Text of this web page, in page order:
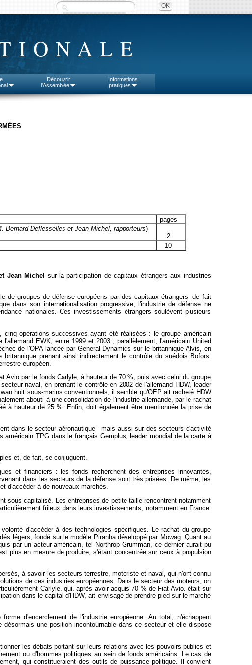
Découvrir
l'Assemblée
Informations
pratiques
pages
Bernard Deflesselles et Jean Michel, rapporteurs)
2
10
Jean Michel
sur la participation de capitaux étrangers aux industries
de groupes de défense européens par des capitaux étrangers, de fait
dans son internationalisation progressive, l'industrie de défense ne
nationales. Ces investissements étrangers soulèvent plusieurs
opérations successives ayant été réalisées : le groupe américain
EWK, entre 1999 et 2003 ; parallèlement, l'américain United
de l'OPA lancée par General Dynamics sur le britannique Alvis, en
prenant ainsi indirectement le contrôle du suédois Bofors.
européen.
Avio par le fonds Carlyle, à hauteur de 70 %, puis avec celui du groupe
naval, en prenant le contrôle en 2002 de l'allemand HDW, leader
huit sous-marins conventionnels, il semble qu'OEP ait racheté HDW
abouti à une consolidation de l'industrie allemande, par le rachat
à hauteur de 25 %. Enfin, doit également être mentionnée la prise de
dans le secteur aéronautique - mais aussi sur des secteurs d'activité
TPG dans le français Gemplus, leader mondial de la carte à
et, de fait, se conjuguent.
et financiers : les fonds recherchent des entreprises innovantes,
dans les secteurs de la défense sont très prisées. De même, les
d'accéder à de nouveaux marchés.
sous-capitalisé. Les entreprises de petite taille rencontrent notamment
frileux dans leurs investissements, notamment en France.
d'accéder à des technologies spécifiques. Le rachat du groupe
légers, fondé sur le modèle Piranha développé par Mowag. Quant au
par un acteur américain, tel Northrop Grumman, ce dernier aurait pu
plus en mesure de produire, s'étant concentrée sur ceux à propulsion
à savoir les secteurs terrestre, motoriste et naval, qui n'ont connu
de ces industries européennes. Dans le secteur des moteurs, on
Carlyle, qui, après avoir acquis 70 % de Fiat Avio, était sur
dans le capital d'HDW, ait envisagé de prendre pied sur le marché
d'encerclement de l'industrie européenne. Au total, n'échappent
une position incontournable dans ce secteur et elle dispose
les débats portant sur leurs relations avec les pouvoirs publics et
ou d'hommes politiques au sein de fonds américains. Le cas de
qui constitueraient des outils de puissance politique. Il convient